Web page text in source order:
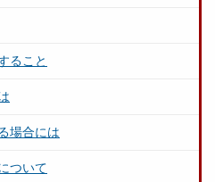
ること
場合には
ついて